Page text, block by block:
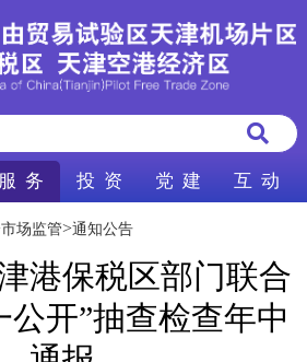
服 务 投 资 党 建 互 动
市场监管>通知公告
港保税区部门联合
公开”抽查检查年中